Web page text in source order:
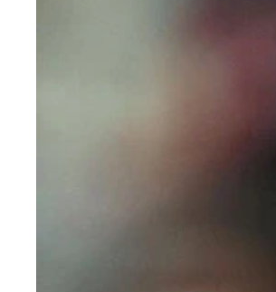
8月25日に開幕するバスケッ
サンズは新シーズンに向けて
ネッツでプレーした前シーズ